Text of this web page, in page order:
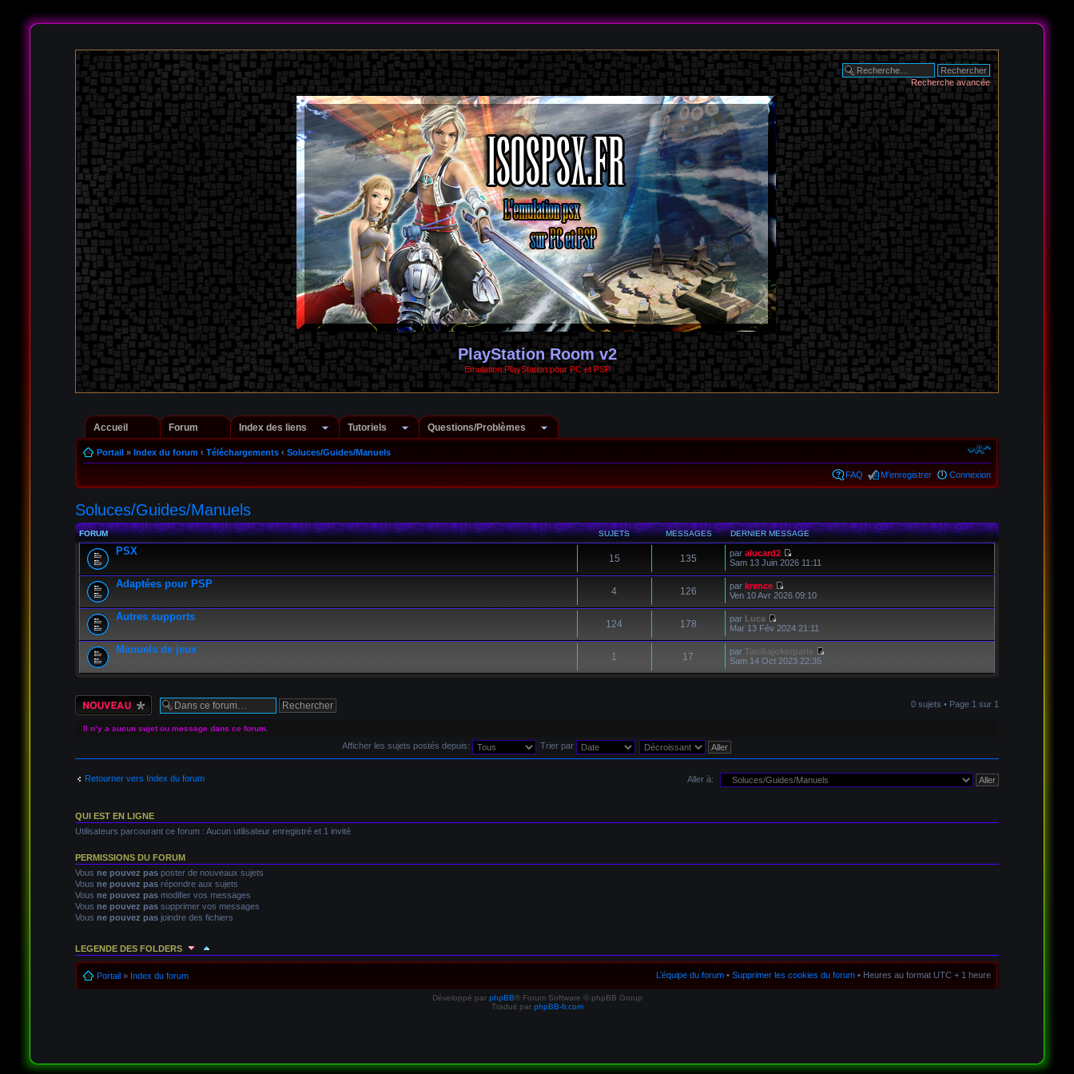
Recherche avancée
PlayStation Room v2
Emulation PlayStation pour PC et PSP
Accueil Forum Index des liens Tutoriels Questions/Problèmes
Portail» Index du forum ‹ Téléchargements ‹ Soluces/Guides/Manuels
FAQ M’enregistrer Connexion
Soluces/Guides/Manuels
FORUM SUJETS MESSAGES DERNIER MESSAGE
PSX
15 135 paralucard2
Sam 13 Juin 2026 11:11
Adaptées pour PSP
4 126 parkrence
Ven 10 Avr 2026 09:10
Autres supports
124 178 par Luca
Mar 13 Fév 2024 21:11
Manuels de jeux
1 17 par Tanikajokerparis
Sam 14 Oct 2023 22:35
Écrire un nouveau
sujet
0 sujets • Page 1 sur 1
Il n’y a aucun sujet ou message dans ce forum.
Afficher les sujets postés depuis: Trier par
Retourner vers Index du forum Aller à:
QUI EST EN LIGNE
Utilisateurs parcourant ce forum : Aucun utilisateur enregistré et 1 invité
PERMISSIONS DU FORUM
Vous ne pouvez pasposter de nouveaux sujets
Vous ne pouvez pasrépondre aux sujets
Vous ne pouvez pasmodifier vos messages
Vous ne pouvez passupprimer vos messages
Vous ne pouvez pasjoindre des fichiers
LEGENDE DES FOLDERS
Sujet populaire non lu Sujet non lu fermé Sujet non lu fermé dans lequel j'ai posté
Portail» Index du forum L’équipe du forum •Supprimer les cookies du forum • Heures au format UTC + 1 heure
Développé par phpBB® Forum Software © phpBB Group
Traduit par phpBB-fr.com